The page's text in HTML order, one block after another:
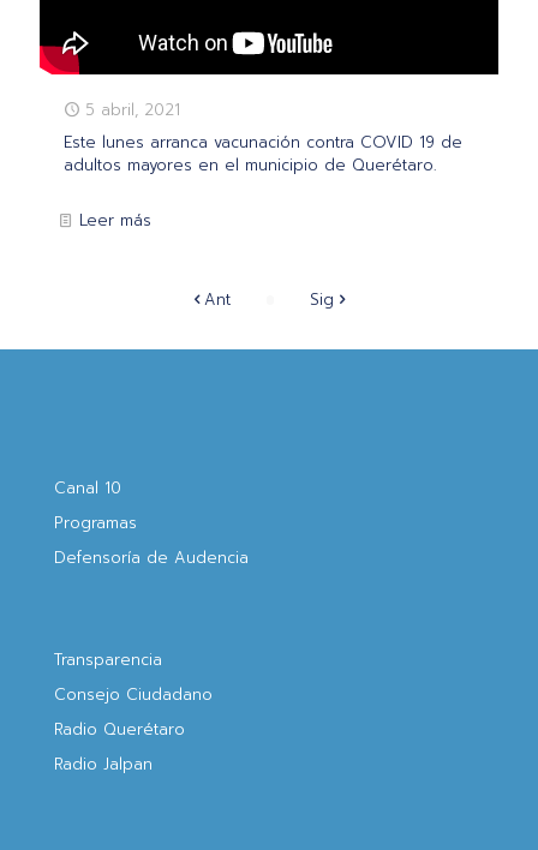
5 abril, 2021
Este lunes arranca vacunación contra COVID 19 de
adultos mayores en el municipio de Querétaro.
Leer más
Ant Sig
Canal 10
Programas
Defensoría de Audencia
Transparencia
Consejo Ciudadano
Radio Querétaro
Radio Jalpan